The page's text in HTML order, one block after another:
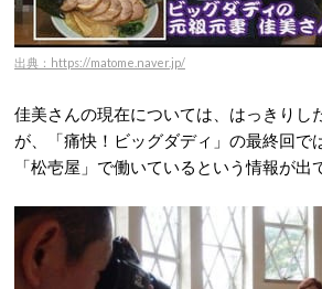
出典：https://matome.naver.jp/
佳美さんの現在については、はっきりし
が、「痛快！ビッグダディ」の最終回で
「松壱屋」で働いているという情報が出